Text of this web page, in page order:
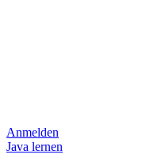
Anmelden
Java lernen